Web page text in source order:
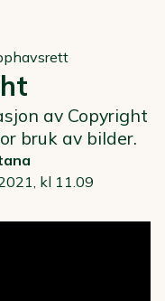
av Copyright
bruk av bilder.
kl 11.09